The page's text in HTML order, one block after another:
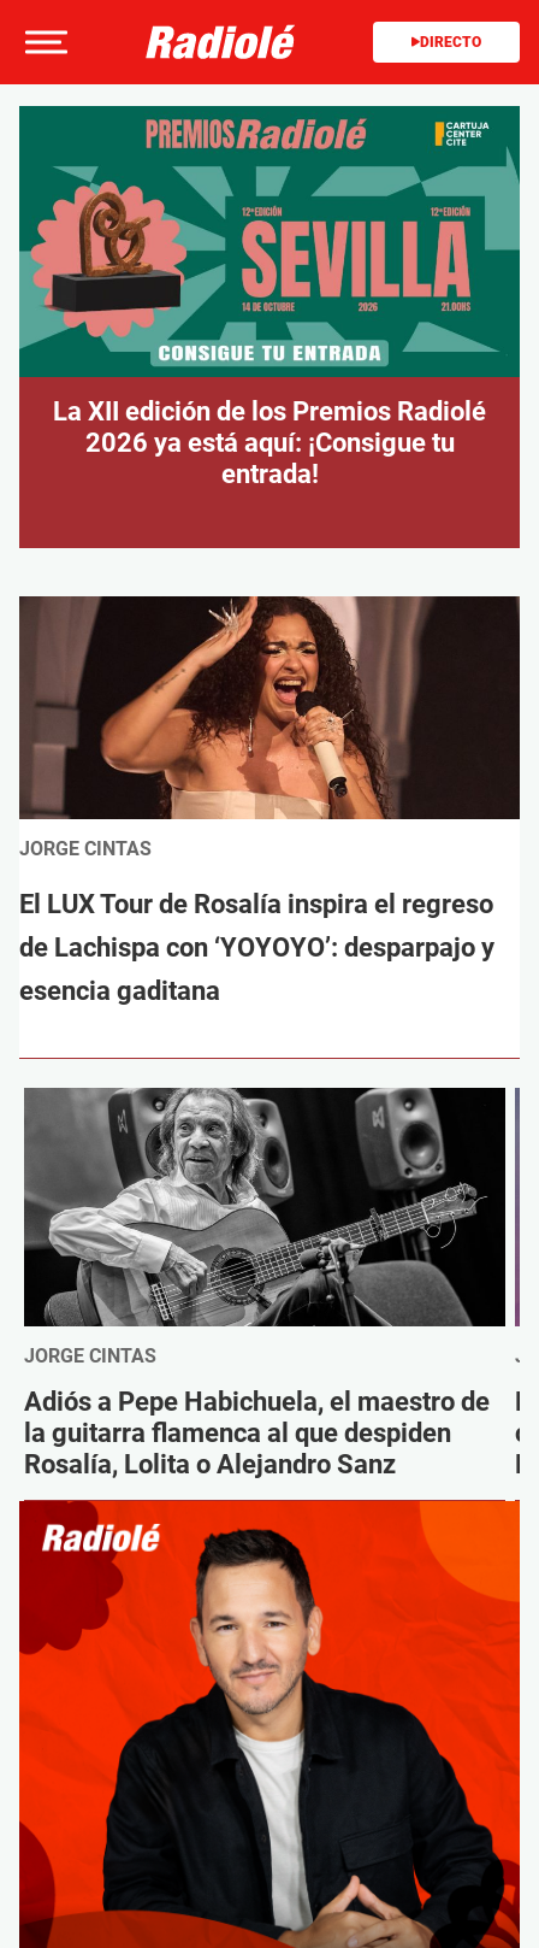
DIRECTO
La XII edición de los Premios Radiolé
2026 ya está aquí: ¡Consigue tu
entrada!
JORGE CINTAS
El LUX Tour de Rosalía inspira el regreso
de Lachispa con ‘YOYOYO’: desparpajo y
esencia gaditana
JORGE CINTAS
Adiós a Pepe Habichuela, el maestro de
la guitarra flamenca al que despiden
Rosalía, Lolita o Alejandro Sanz